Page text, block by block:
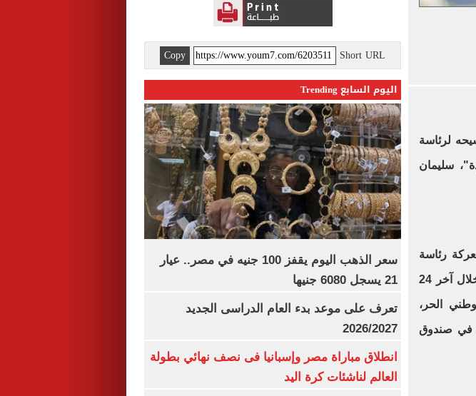
لرئاسة
سليمان
رئاسة
الجمهورية لصالح أزعور، مشيراً إلى أن "نتيجة الاتصالات التي عقدت خلال آخر 24
الحر،
في صندوق
Short URL
Copy
اليوم السابع Trending
سعر الذهب اليوم يقفز 100 جنيه في مصر.. عيار
21 يسجل 6080 جنيها
تعرف على موعد بدء العام الدراسى الجديد
2026/2027
انطلاق مباراة مصر وإسبانيا فى نصف نهائي بطولة
العالم لناشئات كرة اليد